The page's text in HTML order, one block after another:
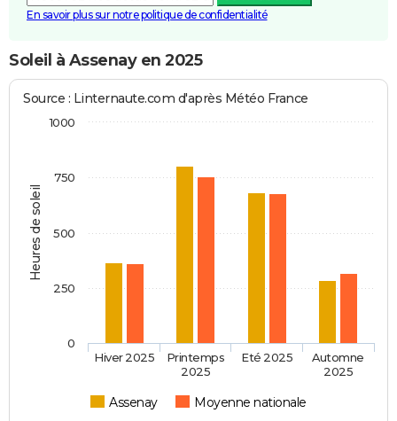
En savoir plus sur notre politique de confidentialité
Soleil à Assenay en 2025
Heures de soleil
Source : Linternaute.com d'après Météo France
Assenay Moyenne nationale
Hiver 2025
Printemps
2025
Eté 2025
Automne
2025
0
250
500
750
1000